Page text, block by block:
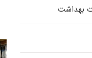
بهداشت